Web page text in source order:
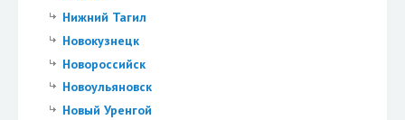
Нижний Тагил
Новокузнецк
Новороссийск
Новоульяновск
Новый Уренгой